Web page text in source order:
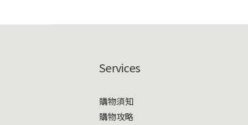
Services
購物須知
購物攻略